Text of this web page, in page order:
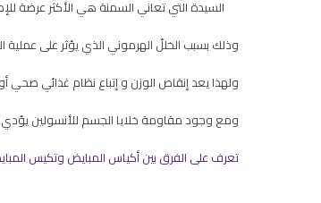
السيدة التي تعاني السمنة هي الأكثر عرضة
وذلك بسبب الخللّ الهرموني الذي يؤثر على
ولهذا يعد إنقاص الوزن و إتباع نظام غذائي
ومع وجود مقاومة خلايا الجسم للأنسولين
تعرف على الفرق بين أكياس المبايض وتكيس